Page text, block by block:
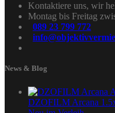
Kontaktiere uns, wir
Montag bis Freitag
089 23 799 772
News & Blog
DZOFILM Arcana